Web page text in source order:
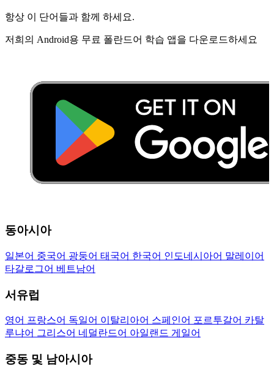
항상 이 단어들과 함께 하세요.
저희의 Android용 무료 폴란드어 학습 앱을 다운로드하세요
동아시아
일본어 중국어 광둥어 태국어 한국어 인도네시아어 말레이어
타갈로그어 베트남어
서유럽
영어 프랑스어 독일어 이탈리아어 스페인어 포르투갈어 카탈
루냐어 그리스어 네덜란드어 아일랜드 게일어
중동 및 남아시아